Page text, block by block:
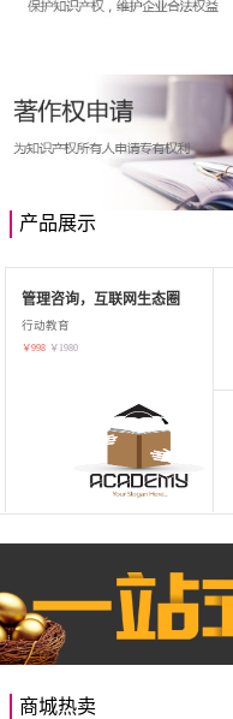
产品展示
管理咨询，互联网生态圈
行动教育
￥998 ￥ 1980
商城热卖